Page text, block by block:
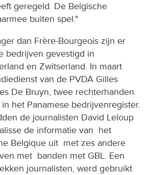
geregeld. De Belgische
buiten spel."
dan Frère-Bourgeois zijn er
bedrijven gevestigd in
en Zwitserland. In maart
van de PVDA Gilles
De Bruyn, twee rechterhanden
het Panamese bedrijvenregister.
de journalisten David Leloup
de informatie van het
Belgique uit met zes andere
met banden met GBL. Een
journalisten, werd gebruikt